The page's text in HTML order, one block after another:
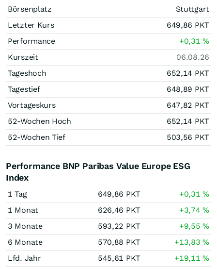
Börsenplatz
Stuttgart
Letzter Kurs
649,86 PKT
Performance
+0,31%
Kurszeit
06.08.26
Tageshoch
652,14 PKT
Tagestief
648,89 PKT
Vortageskurs
647,82 PKT
52-Wochen Hoch
652,14 PKT
52-Wochen Tief
503,56 PKT
Performance BNP Paribas Value Europe ESG
Index
1 Tag 649,86 PKT +0,31%
1 Monat
626,46 PKT +3,74%
3 Monate
593,22 PKT +9,55%
6 Monate
570,88 PKT +13,83%
Lfd. Jahr
545,61 PKT +19,11%